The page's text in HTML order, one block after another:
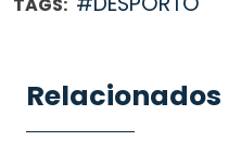
Relacionados